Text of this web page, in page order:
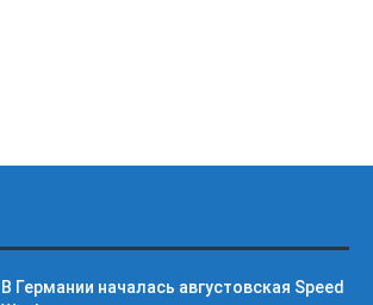
В Германии началась августовская Speed